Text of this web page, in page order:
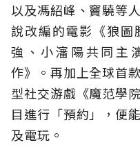
以及馮紹峰、竇驍等
說改編的電影《狼圖
強、小瀋陽共同主
作》。再加上全球首
型社交游戲《魔范學
目進行「預約」，便
及電玩。